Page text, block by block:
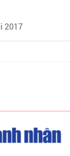
2017